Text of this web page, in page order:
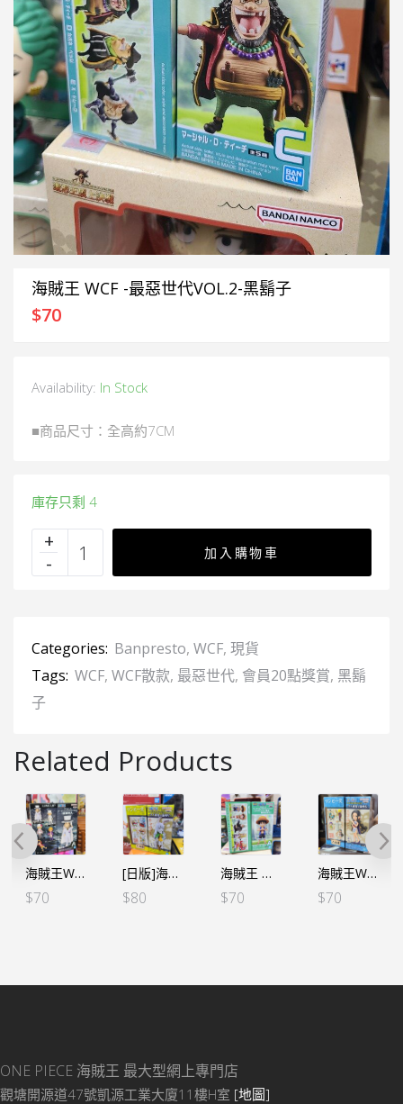
海賊王 WCF -最惡世代VOL.2-黑鬍子
$70
Availability: In Stock
■商品尺寸：全高約7CM
庫存只剩 4
加入購物車
Categories: Banpresto, WCF, 現貨
Tags: WCF, WCF散款, 最惡世代, 會員20點獎賞, 黑鬍
子
Related Products
海賊王WCF -新章突入- 路基（行）
$70
[日版]海賊王WCF -和之國鬼島篇- VOL.7 加洛特
$80
海賊王 WCF -最惡世代VOL.1-路飛
$70
海賊王WCF -和之國鬼島篇- VOL.5 羅賓
$70
ONE PIECE 海賊王 最大型網上專門店
觀塘開源道47號凱源工業大廈11樓H室 [地圖]